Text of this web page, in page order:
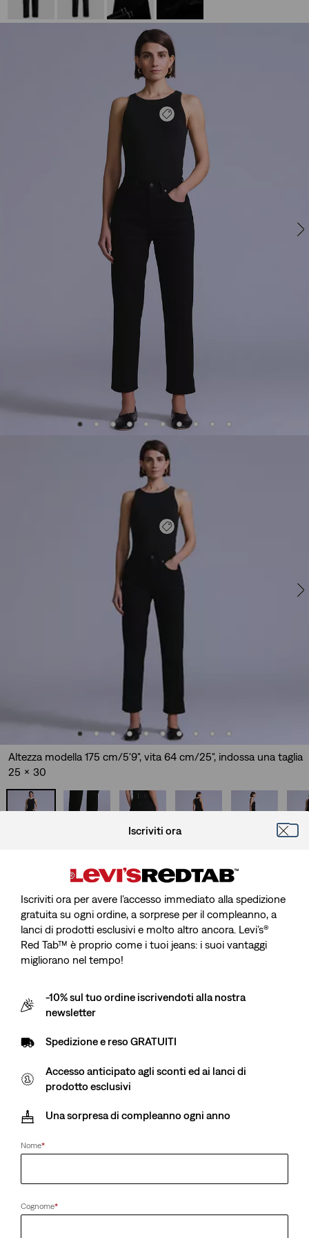
Altezza modella 175 cm/5'9", vita 64 cm/25", indossa una taglia
25 x 30
Jeans Column
Sale
price
is
€ 155,00
Spedizione gratuitaper i soci Red Tab™
price
isColore:One Wash Black MOJ - Nero
Iscriviti ora
Iscriviti ora per avere l’accesso immediato alla spedizione
gratuita su ogni ordine, a sorprese per il compleanno, a
lanci di prodotti esclusivi e molto altro ancora. Levi’s®
Red Tab™ è proprio come i tuoi jeans: i suoi vantaggi
migliorano nel tempo!
-10% sul tuo ordine iscrivendoti alla nostra
newsletter
Spedizione e reso GRATUITI
Accesso anticipato agli sconti ed ai lanci di
prodotto esclusivi
Una sorpresa di compleanno ogni anno
Nome*
Cognome*